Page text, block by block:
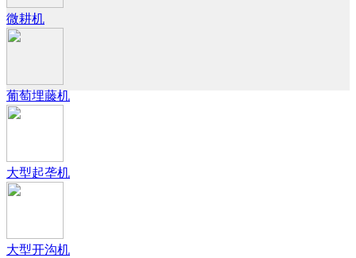
微耕机
葡萄埋藤机
大型起垄机
大型开沟机